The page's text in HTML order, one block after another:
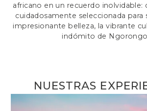
africano en un recuerdo inolvidable:
cuidadosamente seleccionada para
impresionante belleza, la vibrante
indómito de
NUESTRAS